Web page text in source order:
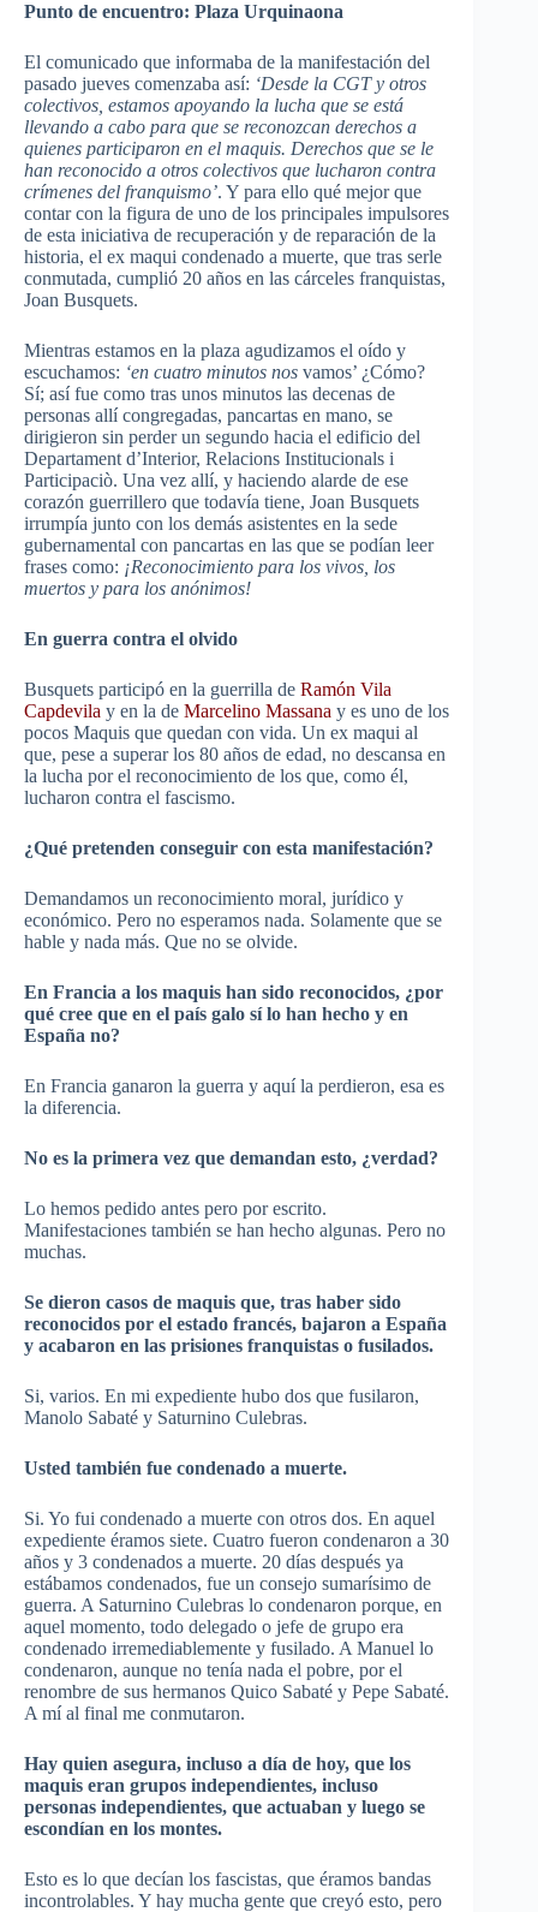
Punto de encuentro: Plaza Urquinaona
El comunicado que informaba de la manifestación del
pasado jueves comenzaba así: ‘Desde la CGT y otros
colectivos, estamos apoyando la lucha que se está
llevando a cabo para que se reconozcan derechos a
quienes participaron en el maquis. Derechos que se le
han reconocido a otros colectivos que lucharon contra
crímenes del franquismo’. Y para ello qué mejor que
contar con la figura de uno de los principales impulsores
de esta iniciativa de recuperación y de reparación de la
historia, el ex maqui condenado a muerte, que tras serle
conmutada, cumplió 20 años en las cárceles franquistas,
Joan Busquets.
Mientras estamos en la plaza agudizamos el oído y
escuchamos: ‘en cuatro minutos nos vamos’ ¿Cómo?
Sí; así fue como tras unos minutos las decenas de
personas allí congregadas, pancartas en mano, se
dirigieron sin perder un segundo hacia el edificio del
Departament d’Interior, Relacions Institucionals i
Participaciò. Una vez allí, y haciendo alarde de ese
corazón guerrillero que todavía tiene, Joan Busquets
irrumpía junto con los demás asistentes en la sede
gubernamental con pancartas en las que se podían leer
frases como: ¡Reconocimiento para los vivos, los
muertos y para los anónimos!
En guerra contra el olvido
Busquets participó en la guerrilla de Ramón Vila
Capdevila y en la de Marcelino Massana y es uno de los
pocos Maquis que quedan con vida. Un ex maqui al
que, pese a superar los 80 años de edad, no descansa en
la lucha por el reconocimiento de los que, como él,
lucharon contra el fascismo.
¿Qué pretenden conseguir con esta manifestación?
Demandamos un reconocimiento moral, jurídico y
económico. Pero no esperamos nada. Solamente que se
hable y nada más. Que no se olvide.
En Francia a los maquis han sido reconocidos, ¿por
qué cree que en el país galo sí lo han hecho y en
España no?
En Francia ganaron la guerra y aquí la perdieron, esa es
la diferencia.
No es la primera vez que demandan esto, ¿verdad?
Lo hemos pedido antes pero por escrito.
Manifestaciones también se han hecho algunas. Pero no
muchas.
Se dieron casos de maquis que, tras haber sido
reconocidos por el estado francés, bajaron a España
y acabaron en las prisiones franquistas o fusilados.
Si, varios. En mi expediente hubo dos que fusilaron,
Manolo Sabaté y Saturnino Culebras.
Usted también fue condenado a muerte.
Si. Yo fui condenado a muerte con otros dos. En aquel
expediente éramos siete. Cuatro fueron condenaron a 30
años y 3 condenados a muerte. 20 días después ya
estábamos condenados, fue un consejo sumarísimo de
guerra. A Saturnino Culebras lo condenaron porque, en
aquel momento, todo delegado o jefe de grupo era
condenado irremediablemente y fusilado. A Manuel lo
condenaron, aunque no tenía nada el pobre, por el
renombre de sus hermanos Quico Sabaté y Pepe Sabaté.
A mí al final me conmutaron.
Hay quien asegura, incluso a día de hoy, que los
maquis eran grupos independientes, incluso
personas independientes, que actuaban y luego se
escondían en los montes.
Esto es lo que decían los fascistas, que éramos bandas
incontrolables. Y hay mucha gente que creyó esto, pero